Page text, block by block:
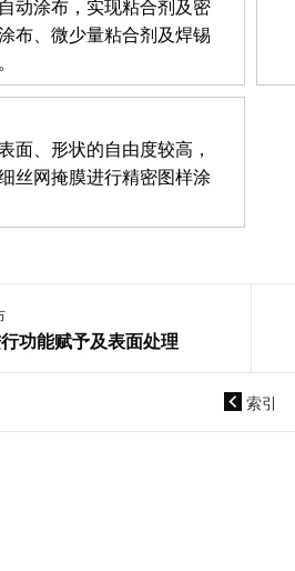
动涂布，实现粘合剂及密
布、微少量粘合剂及焊锡
面、形状的自由度较高，
丝网掩膜进行精密图样涂
功能赋予及表面处理
索引